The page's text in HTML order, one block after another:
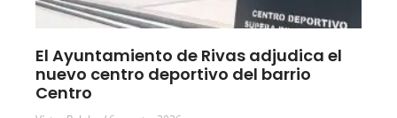
El Ayuntamiento de Rivas adjudica el
nuevo centro deportivo del barrio
Centro